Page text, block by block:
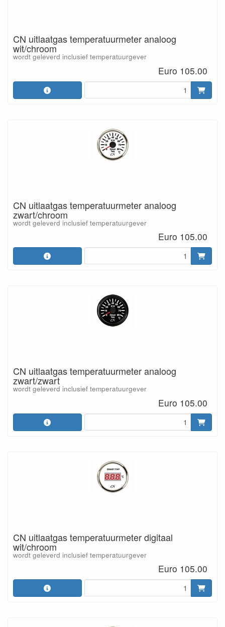
CN uitlaatgas temperatuurmeter analoog
wit/chroom
wordt geleverd inclusief temperatuurgever
Euro 105.00
CN uitlaatgas temperatuurmeter analoog
zwart/chroom
wordt geleverd inclusief temperatuurgever
Euro 105.00
CN uitlaatgas temperatuurmeter analoog
zwart/zwart
wordt geleverd inclusief temperatuurgever
Euro 105.00
CN uitlaatgas temperatuurmeter digitaal
wit/chroom
wordt geleverd inclusief temperatuurgever
Euro 105.00